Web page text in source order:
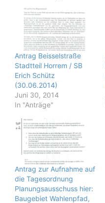
Antrag Beisselstraße
Stadtteil Horrem / SB
Erich Schütz
(30.06.2014)
Juni 30, 2014
In "Anträge"
Antrag zur Aufnahme auf
die Tagesordnung
Planungsausschuss hier:
Baugebiet Wahlenpfad,